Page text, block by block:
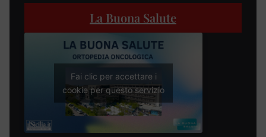
La Buona Salute
Fai clic per accettare i
cookie per questo servizio